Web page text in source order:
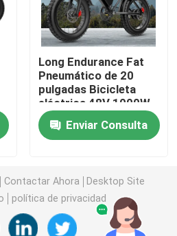
eléctrica con suspensión
neumáticos gordos fuera de
gordos para mujer
neumáticos gordos para
eléctrica
Long Endurance Fat
Pneumático de 20
pulgadas Bicicleta
eléctrica 48V 1000W
Bicicleta eléctrica de
nieve Enviar Consulta
Contactar Ahora
Desktop Site
política de privacidad